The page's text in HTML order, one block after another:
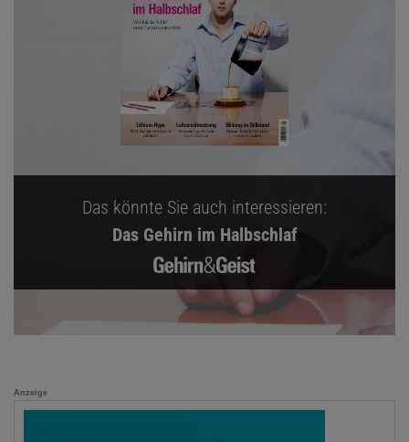
Das könnte Sie auch interessieren:
Das Gehirn im Halbschlaf
Anzeige